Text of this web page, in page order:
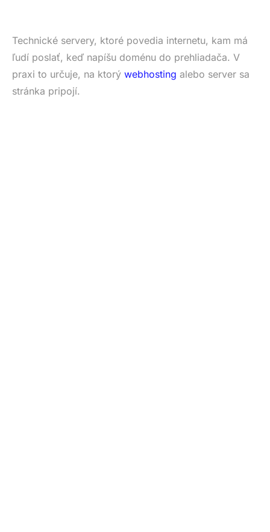
Technické servery, ktoré povedia internetu, kam má
ľudí poslať, keď napíšu doménu do prehliadača. V
praxi to určuje, na ktorý webhosting alebo server sa
stránka pripojí.